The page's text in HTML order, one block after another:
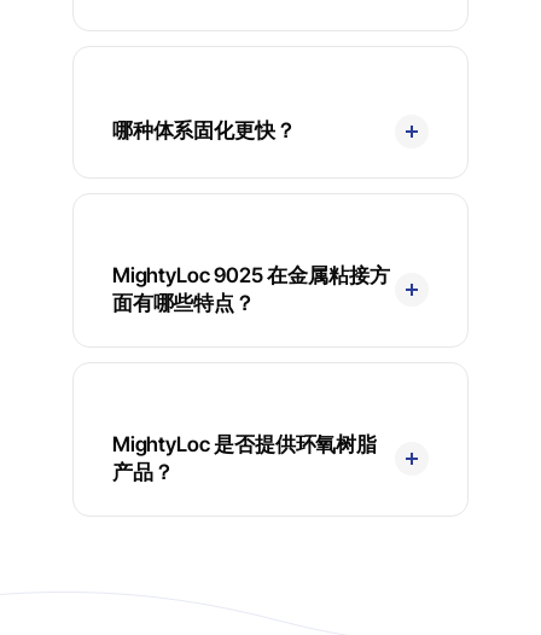
哪种体系固化更快？
MightyLoc 9025 在金属粘接方
面有哪些特点？
MightyLoc 是否提供环氧树脂
产品？